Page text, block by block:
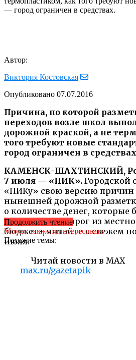
— город ограничен в средствах.
Автор:
Виктория Костовская
Опубликовано 07.07.2016
Причина, по которой
переходов возле школ
дорожной краской, а не
того требуют новые
город ограничен в
КАМЕНСК-ШАХТИНСКИЙ,
7 июля — «ПИК». Городской
«ПИКу» свою версию причин
нынешней дорожной
о количестве денег,
«рисование» дорог из
бюджета, читайте в свежем
июля.
Читай новости в MAX
max.ru/gazetapik
Продолжить чтение
Может также заинтересовать
Похожие темы: